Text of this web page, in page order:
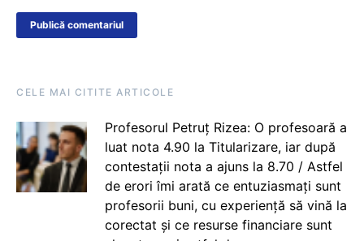
CELE MAI CITITE ARTICOLE
Profesorul Petruț Rizea: O profesoară a
luat nota 4.90 la Titularizare, iar după
contestații nota a ajuns la 8.70 / Astfel
de erori îmi arată ce entuziasmați sunt
profesorii buni, cu experiență să vină la
corectat și ce resurse financiare sunt